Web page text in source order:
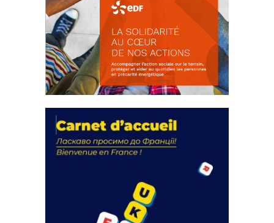
actions
18 septembre 2023
FEUILLETER